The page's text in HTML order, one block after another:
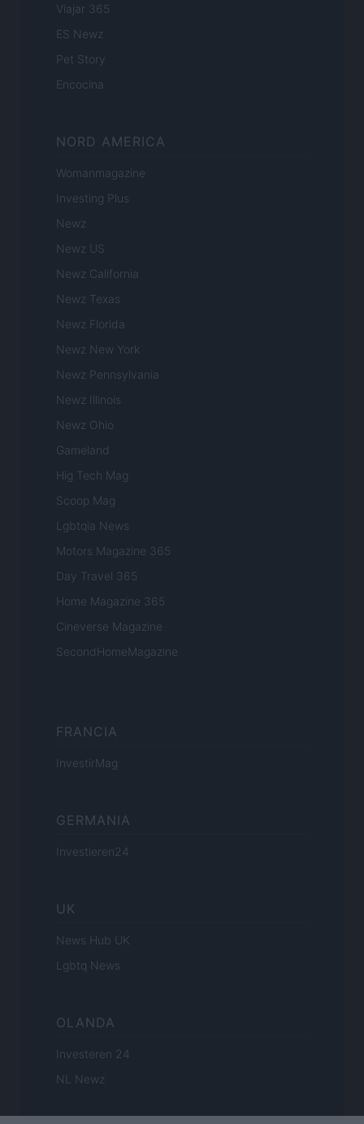
Viajar 365
ES Newz
Pet Story
Encocina
NORD AMERICA
Womanmagazine
Investing Plus
Newz
Newz US
Newz California
Newz Texas
Newz Florida
Newz New York
Newz Pennsylvania
Newz Illinois
Newz Ohio
Gameland
Hig Tech Mag
Scoop Mag
Lgbtqia News
Motors Magazine 365
Day Travel 365
Home Magazine 365
Cineverse Magazine
SecondHomeMagazine
FRANCIA
InvestirMag
GERMANIA
Investieren24
UK
News Hub UK
Lgbtq News
OLANDA
Investeren 24
NL Newz